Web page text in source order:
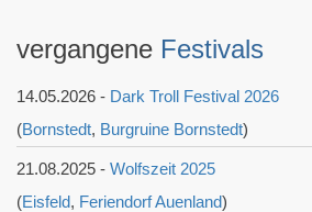
vergangene Festivals
14.05.2026 - Dark Troll Festival 2026
(Bornstedt, Burgruine Bornstedt)
21.08.2025 - Wolfszeit 2025
(Eisfeld, Feriendorf Auenland)